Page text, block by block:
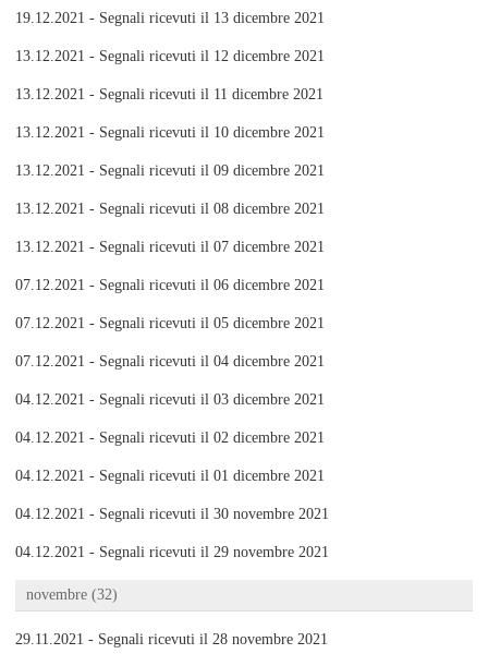
19.12.2021 - Segnali ricevuti il 13 dicembre 2021
13.12.2021 - Segnali ricevuti il 12 dicembre 2021
13.12.2021 - Segnali ricevuti il 11 dicembre 2021
13.12.2021 - Segnali ricevuti il 10 dicembre 2021
13.12.2021 - Segnali ricevuti il 09 dicembre 2021
13.12.2021 - Segnali ricevuti il 08 dicembre 2021
13.12.2021 - Segnali ricevuti il 07 dicembre 2021
07.12.2021 - Segnali ricevuti il 06 dicembre 2021
07.12.2021 - Segnali ricevuti il 05 dicembre 2021
07.12.2021 - Segnali ricevuti il 04 dicembre 2021
04.12.2021 - Segnali ricevuti il 03 dicembre 2021
04.12.2021 - Segnali ricevuti il 02 dicembre 2021
04.12.2021 - Segnali ricevuti il 01 dicembre 2021
04.12.2021 - Segnali ricevuti il 30 novembre 2021
04.12.2021 - Segnali ricevuti il 29 novembre 2021
novembre (32)
29.11.2021 - Segnali ricevuti il 28 novembre 2021